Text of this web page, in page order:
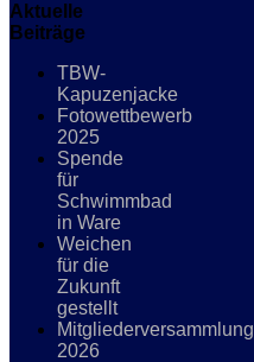
Aktuelle
Beiträge
TBW-
Kapuzenjacke
Fotowettbewerb
2025
Spende
für
Schwimmbad
in Ware
Weichen
für die
Zukunft
gestellt
Mitgliederversammlung
2026